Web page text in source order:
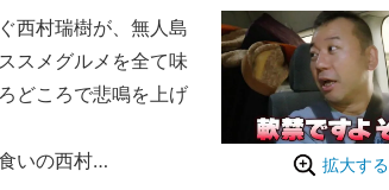
拡大する
西村瑞樹が、無人島
スメグルメを全て味
どころで悲鳴を上げ
いの西村